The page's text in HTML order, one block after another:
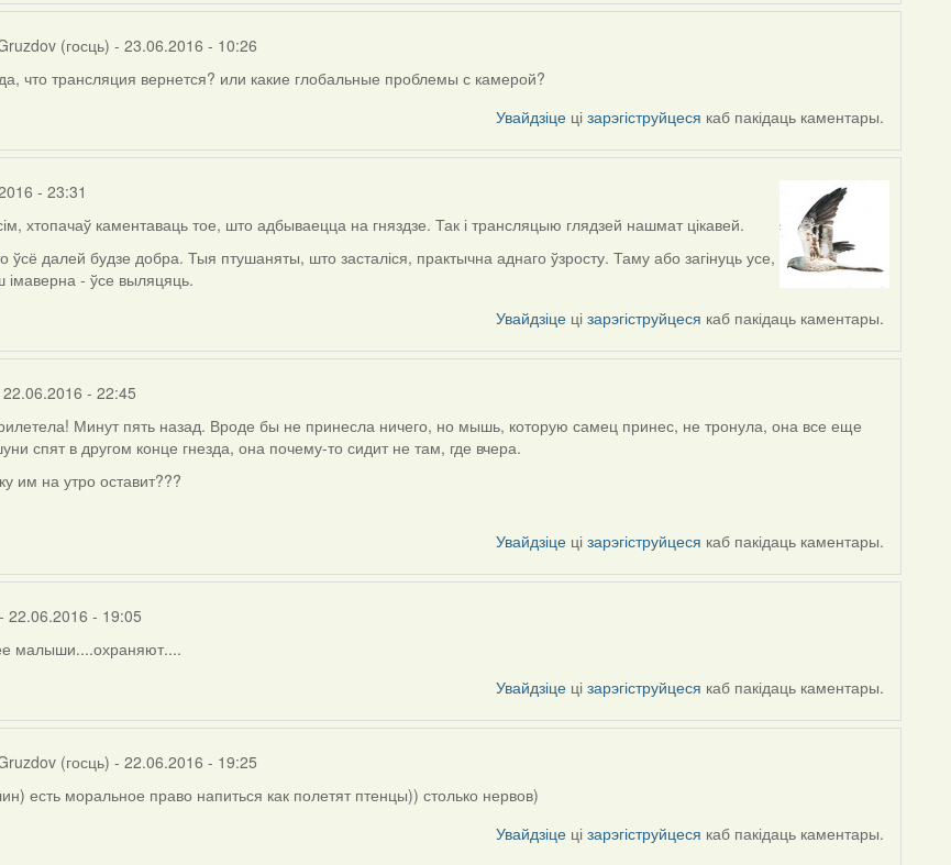
(госць) - 23.06.2016 - 10:26
что трансляция вернется? или какие глобальные проблемы с камерой?
Увайдзіце цізарэгіструйцеся каб пакідаць каментары.
- 23:31
хтопачаў каментаваць тое, што адбываецца на гняздзе. Так і трансляцыю глядзей нашмат цікавей.
далей будзе добра. Тыя птушаняты, што засталіся, практычна аднаго ўзросту. Таму або загінуць усе,
імаверна - ўсе выляцяць.
Увайдзіце цізарэгіструйцеся каб пакідаць каментары.
- 22:45
Минут пять назад. Вроде бы не принесла ничего, но мышь, которую самец принес, не тронула, она все еще
спят в другом конце гнезда, она почему-то сидит не там, где вчера.
им на утро оставит???
Увайдзіце цізарэгіструйцеся каб пакідаць каментары.
- 22.06.2016 - 19:05
малыши....охраняют....
Увайдзіце цізарэгіструйцеся каб пакідаць каментары.
(госць) - 22.06.2016 - 19:25
есть моральное право напиться как полетят птенцы)) столько нервов)
Увайдзіце цізарэгіструйцеся каб пакідаць каментары.